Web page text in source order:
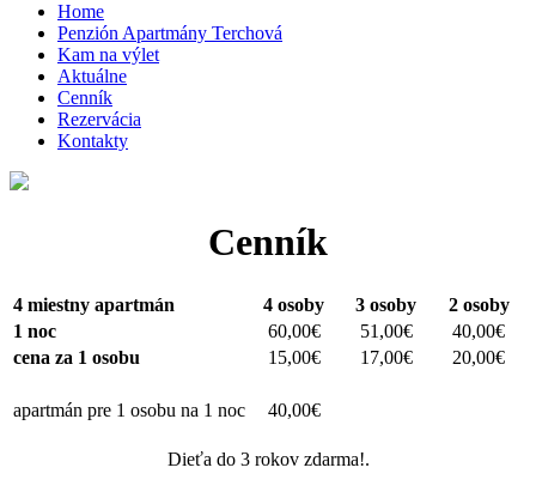
Home
Penzión Apartmány Terchová
Kam na výlet
Aktuálne
Cenník
Rezervácia
Kontakty
Cenník
4 miestny apartmán 4 osoby 3 osoby
2 osoby
1 noc
60,00€ 51,00€
40,00€
cena za 1 osobu
15,00€ 17,00€ 20,00€
apartmán pre 1 osobu na 1 noc 40,00€
Dieťa do 3 rokov zdarma!.